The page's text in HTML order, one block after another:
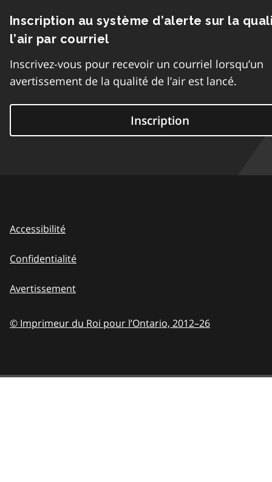
Inscription au système d’alerte sur la
l’air par courriel
Inscrivez-vous pour recevoir un courriel lorsqu’un
avertissement de la qualité de l’air est lancé.
Inscription
Accessibilité
Confidentialité
Avertissement
© Imprimeur du Roi pour l’Ontario, 2012–26